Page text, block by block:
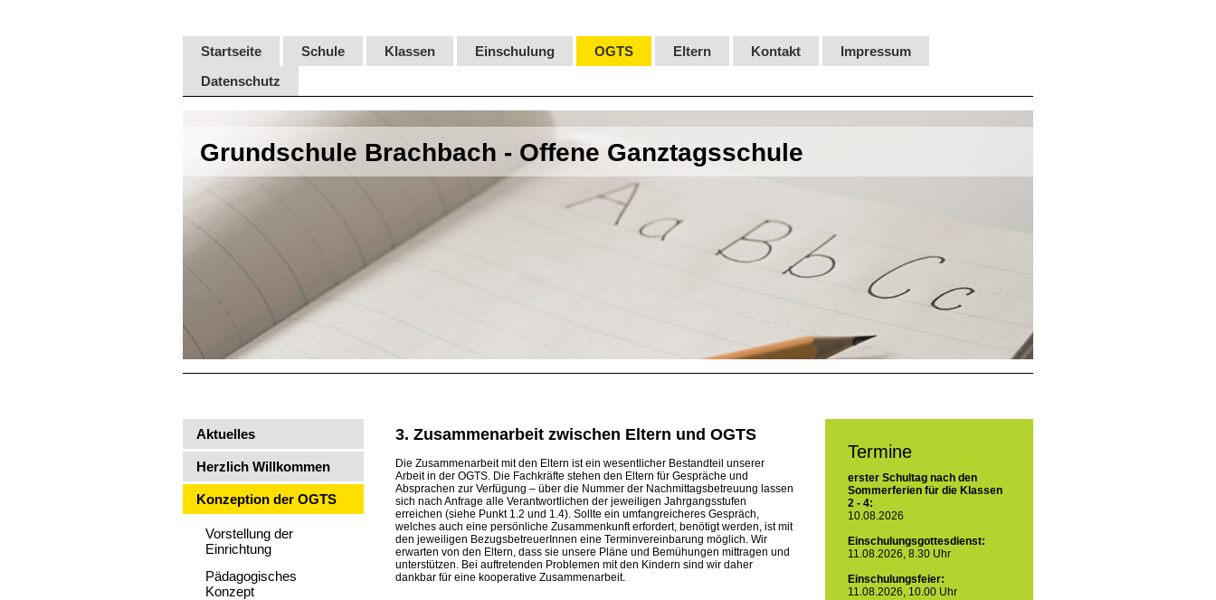
Startseite Schule Klassen Einschulung OGTS Eltern Kontakt
Impressum
Datenschutz
Grundschule Brachbach - Offene Ganztagsschule
Aktuelles
Herzlich Willkommen
Konzeption der OGTS
Vorstellung der
Einrichtung
Pädagogisches
Konzept
3. Zusammenarbeit zwischen Eltern und OGTS
Die Zusammenarbeit mit den Eltern ist ein wesentlicher Bestandteil unserer
Arbeit in der OGTS. Die Fachkräfte stehen den Eltern für Gespräche und
Absprachen zur Ver­fügung – über die Nummer der Nachmittagsbetreuung lassen
sich nach Anfrage alle Verantwortlichen der jeweiligen Jahrgangsstufen
erreichen (siehe Punkt 1.2 und 1.4). Sollte ein umfangreicheres Gespräch,
welches auch eine persönliche Zusammenkunft erfordert, benötigt werden, ist mit
den jeweiligen BezugsbetreuerInnen eine Termin­vereinbarung möglich. Wir
erwarten von den Eltern, dass sie unsere Pläne und Bemü­hungen mittragen und
unterstützen. Bei auftretenden Problemen mit den Kindern sind wir daher
dankbar für eine kooperative Zusammenarbeit.
Termine
erster Schultag nach den
Sommerferien für die Klassen
2 - 4:
10.08.2026
Einschulungsgottesdienst:
11.08.2026, 8.30 Uhr
Einschulungsfeier:
11.08.2026, 10.00 Uhr